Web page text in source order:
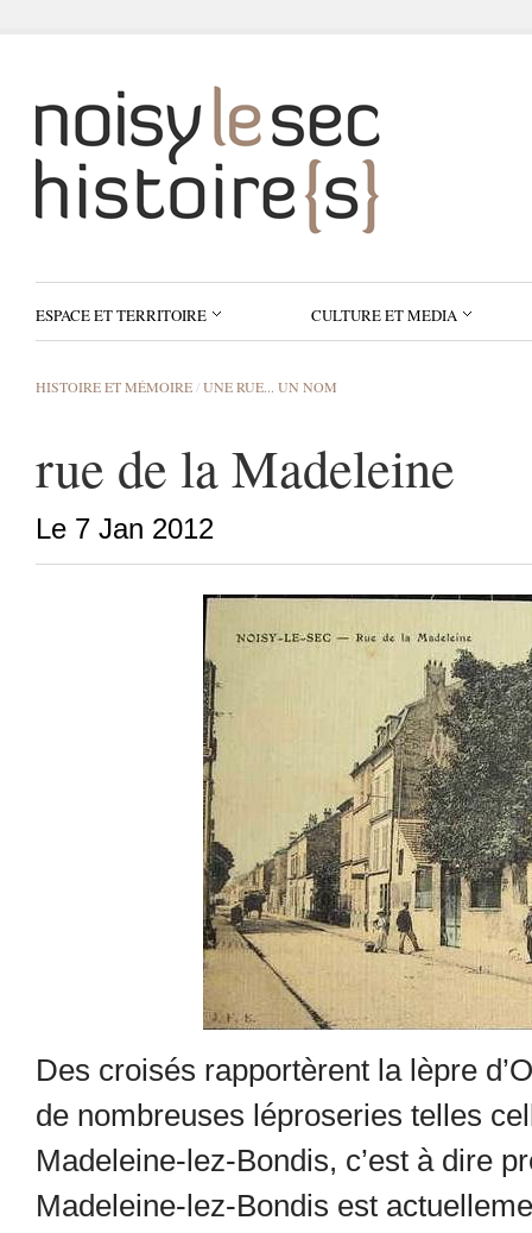
ESPACE ET TERRITOIRE CULTURE ET MEDIA
HISTOIRE ET MÉMOIRE /UNE RUE... UN NOM
rue de la Madeleine
Le 7 Jan 2012
Des croisés rapportèrent la lèpre
de nombreuses léproseries telles
Madeleine-lez-Bondis, c’est à dire
Madeleine-lez-Bondis est